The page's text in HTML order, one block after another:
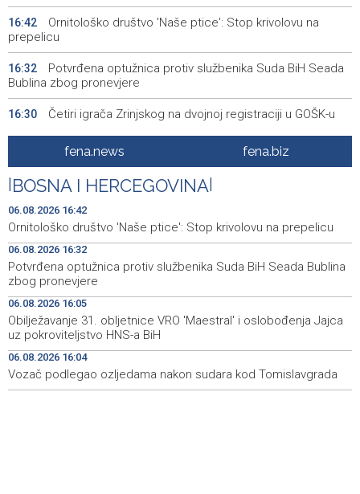
16:42
Ornitološko društvo 'Naše ptice': Stop krivolovu na
prepelicu
16:32
Potvrđena optužnica protiv službenika Suda BiH Seada
Bublina zbog pronevjere
16:30 Četiri igrača Zrinjskog na dvojnoj registraciji u GOŠK-u
Srbija: Sindikat traži da zaštita radnika na visokim
temperaturama uđe u zakon
16:05
Obilježavanje 31. obljetnice VRO 'Maestral' i oslobođenja
Jajca uz pokroviteljstvo HNS-a BiH
Vozač podlegao ozljedama nakon sudara kod
Tomislavgrada
15:51
Ukrajinski sud osumnjičio za korupciju bivšu
ambasadoricu u SAD-u
15:51
Završeno je ovogodišnje izdanje Mladifesta koje je
okupilo mlade iz 73 zemlje svijeta
15:48
Toplotni val primorao Rumuniju i Mađarsku na mjere
štednje električne energije
fena.news fena.biz
BOSNA I HERCEGOVINA
06.08.2026 16:42
Ornitološko društvo 'Naše ptice': Stop krivolovu na prepelicu
06.08.2026 16:32
Potvrđena optužnica protiv službenika Suda BiH Seada Bublina
zbog pronevjere
06.08.2026 16:05
Obilježavanje 31. obljetnice VRO 'Maestral' i oslobođenja Jajca
uz pokroviteljstvo HNS-a BiH
06.08.2026 16:04
Vozač podlegao ozljedama nakon sudara kod Tomislavgrada